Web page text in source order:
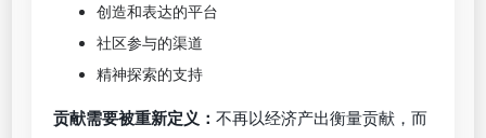
创造和表达的平台
社区参与的渠道
精神探索的支持
贡献需要被重新定义： 不再以经济产出衡量贡献，而